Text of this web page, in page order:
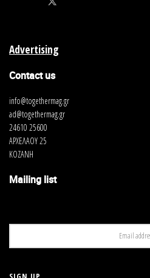
Advertising
Contact us
info@togethermag.gr
ad@togethermag.gr
24610 25600
ΑΡΧΕΛΑΟΥ 25
ΚΟΖΑΝΗ
Mailing list